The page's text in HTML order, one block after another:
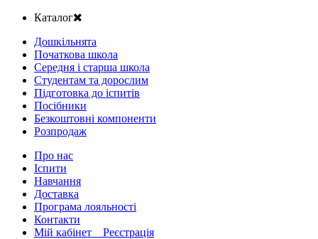
Каталог
Дошкільнята
Початкова школа
Середня і старша школа
Студентам та дорослим
Підготовка до іспитів
Посібники
Безкоштовні компоненти
Розпродаж
Про нас
Іспити
Навчання
Доставка
Програма лояльності
Контакти
Мій кабінет Реєстрація